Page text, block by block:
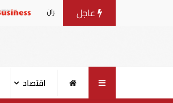
عاجل ارتفاع حصيلة
اقتصاد